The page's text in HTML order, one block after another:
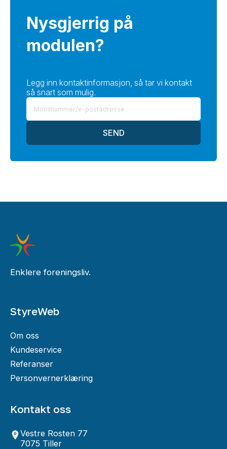
Nysgjerrig på
modulen?
Legg inn kontaktinformasjon, så tar vi kontakt
så snart som mulig.
Enklere foreningsliv.
StyreWeb
Om oss
Kundeservice
Referanser
Personvernerklæring
Kontakt oss
Vestre Rosten 77
7075 Tiller